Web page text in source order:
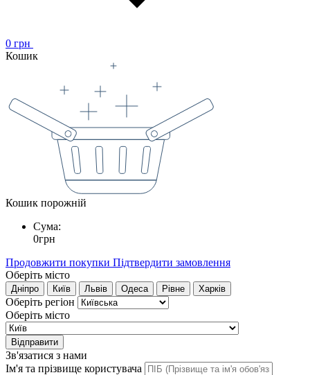
0 грн
Кошик
Кошик порожній
Сума:
0грн
Продовжити покупки Підтвердити замовлення
Оберіть місто
Дніпро Київ Львів Одеса Рівне Харків
Оберіть регіон
Оберіть місто
Відправити
Зв'язатися з нами
Ім'я та прізвище користувача